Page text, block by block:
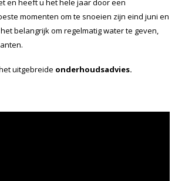
en heeft u het hele jaar door een
momenten om te snoeien zijn eind juni en
belangrijk om regelmatig water te geven,
uitgebreide onderhoudsadvies.